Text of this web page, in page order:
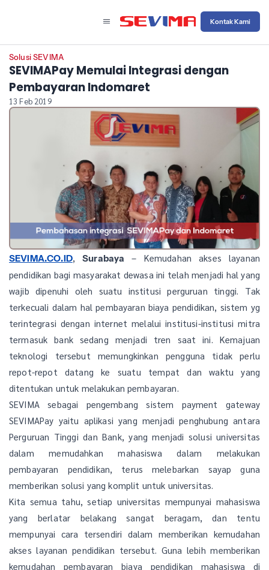
Kontak Kami
Solusi SEVIMA
SEVIMAPay Memulai Integrasi dengan
Pembayaran Indomaret
13 Feb 2019
SEVIMA.CO.ID,Surabaya – Kemudahan akses layanan
pendidikan bagi masyarakat dewasa ini telah menjadi hal yang
wajib dipenuhi oleh suatu institusi perguruan tinggi. Tak
terkecuali dalam hal pembayaran biaya pendidikan, sistem yg
terintegrasi dengan internet melalui institusi-institusi mitra
termasuk bank sedang menjadi tren saat ini. Kemajuan
teknologi tersebut memungkinkan pengguna tidak perlu
repot-repot datang ke suatu tempat dan waktu yang
ditentukan untuk melakukan pembayaran.
SEVIMA sebagai pengembang sistem payment gateway
SEVIMAPay yaitu aplikasi yang menjadi penghubung antara
Perguruan Tinggi dan Bank, yang menjadi solusi universitas
dalam memudahkan mahasiswa dalam melakukan
pembayaran pendidikan, terus melebarkan sayap guna
memberikan solusi yang komplit untuk universitas.
Kita semua tahu, setiap universitas mempunyai mahasiswa
yang berlatar belakang sangat beragam, dan tentu
mempunyai cara tersendiri dalam memberikan kemudahan
akses layanan pendidikan tersebut. Guna lebih memberikan
kemudahan pembayaran biaya pendidikan mahasiswa di